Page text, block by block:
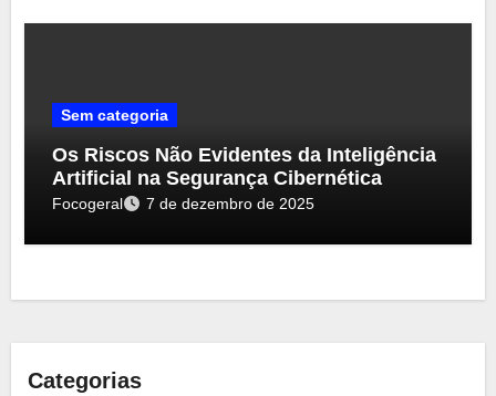
Sem categoria
Os Riscos Não Evidentes da Inteligência
Artificial na Segurança Cibernética
Focogeral 7 de dezembro de 2025
Categorias